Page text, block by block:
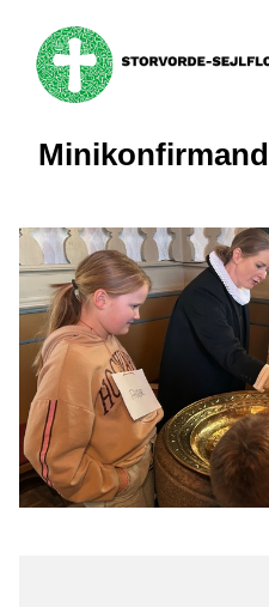
Minikonfirmand